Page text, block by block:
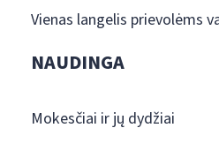
Vienas langelis prievolėms
NAUDINGA
Mokesčiai ir jų dydžiai